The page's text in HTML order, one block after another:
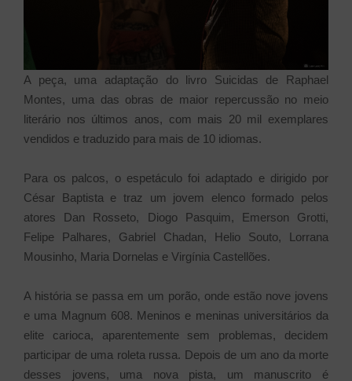
A peça, uma adaptação do livro Suicidas de Raphael
Montes, uma das obras de maior repercussão no meio
literário nos últimos anos, com mais 20 mil exemplares
vendidos e traduzido para mais de 10 idiomas.
Para os palcos, o espetáculo foi adaptado e dirigido por
César Baptista e traz um jovem elenco formado pelos
atores Dan Rosseto, Diogo Pasquim, Emerson Grotti,
Felipe Palhares, Gabriel Chadan, Helio Souto, Lorrana
Mousinho, Maria Dornelas e Virgínia Castellões.
A história se passa em um porão, onde estão nove jovens
e uma Magnum 608. Meninos e meninas universitários da
elite carioca, aparentemente sem problemas, decidem
participar de uma roleta russa. Depois de um ano da morte
desses jovens, uma nova pista, um manuscrito é